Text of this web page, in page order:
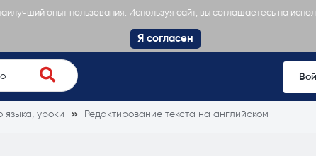
опыт пользования. Используя сайт, вы соглашаетесь на
Я согласен
языка, уроки Редактирование текста на английском